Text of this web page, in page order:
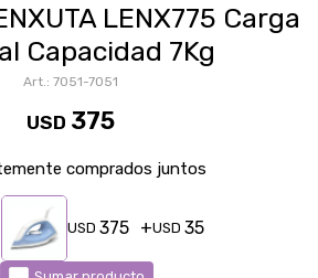
LENX775 Carga
Capacidad 7Kg
7051-7051
USD 375
comprados juntos
USD 375 USD 35